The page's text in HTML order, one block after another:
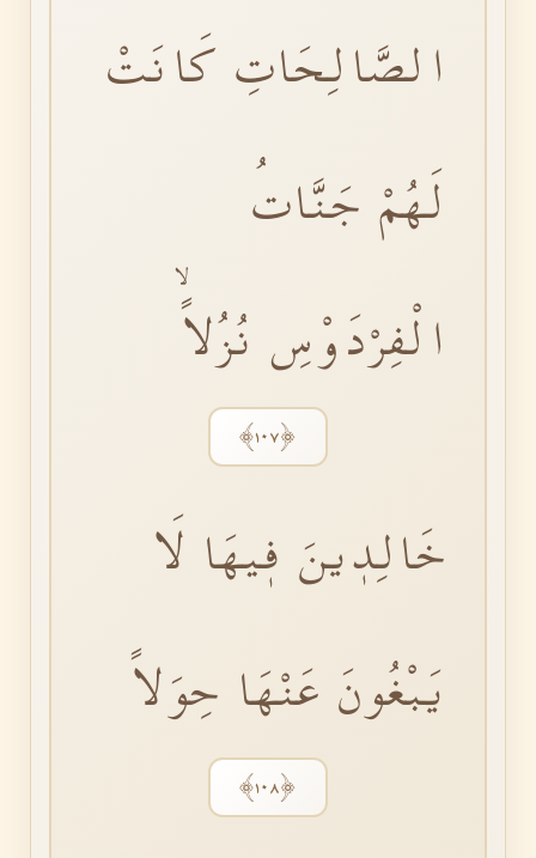
الصَّالِحَاتِ كَانَتْ
لَهُمْ جَنَّاتُ
الْفِرْدَوْسِ نُزُلاًۙ
﴿١٠٧﴾
خَالِدٖينَ فٖيهَا لَا
يَبْغُونَ عَنْهَا حِوَلاً
﴿١٠٨﴾